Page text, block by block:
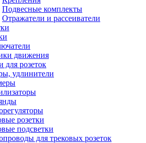
Подвесные комплекты
Отражатели и рассеиватели
движения
для розеток
удлинители
розетки
подсветки
для трековых розеток